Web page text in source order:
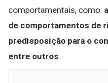
comportamentais, como:
de comportamentos de
predisposição para o
entre outros.